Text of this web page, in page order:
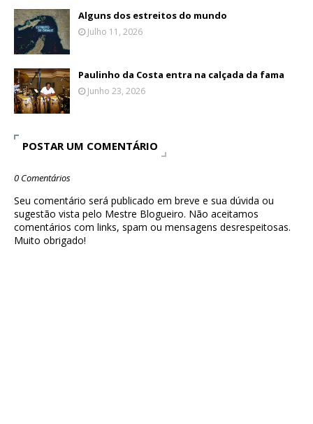
Alguns dos estreitos do mundo
Julho 11, 2026
Paulinho da Costa entra na calçada da fama
Junho 23, 2026
POSTAR UM COMENTÁRIO
0 Comentários
Seu comentário será publicado em breve e sua dúvida ou
sugestão vista pelo Mestre Blogueiro. Não aceitamos
comentários com links, spam ou mensagens desrespeitosas.
Muito obrigado!